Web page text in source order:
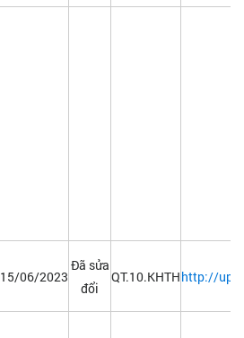
15/06/2023
Đã sửa
đổi
QT.10.KHTHhttp://